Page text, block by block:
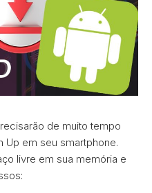
de muito tempo
Up em seu smartphone.
livre em sua memória e